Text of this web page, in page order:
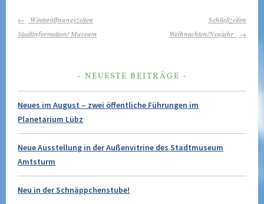
BEITRAGS-
NAVIGATION
Winteröffnungszeiten
Stadtinformation/ Museum
Schließzeiten
Weihnachten/Neujahr
NEUESTE BEITRÄGE
Neues im August – zwei öffentliche Führungen im
Planetarium Lübz
Neue Ausstellung in der Außenvitrine des Stadtmuseum
Amtsturm
Neu in der Schnäppchenstube!